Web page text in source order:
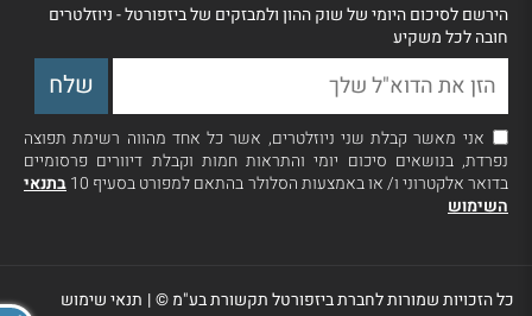
הירשם לסיכום היומי של שוק ההון ולמבזקים של ביזפורטל - ניוזלטרים
חובה לכל משקיע
אני מאשר קבלת שני ניוזלטרים, אשר כל אחד מהווה רשימת תפוצה
נפרדת, בנושאים סיכום יומי והתראות חמות וקבלת דיוורים פרסומיים
בדואר אלקטרוני ו/ או באמצעות הסלולר בהתאם למפורט בסעיף 10
בתנאי
השימוש
כל הזכויות שמורות לחברת ביזפורטל תקשורת בע"מ ©| תנאי שימוש